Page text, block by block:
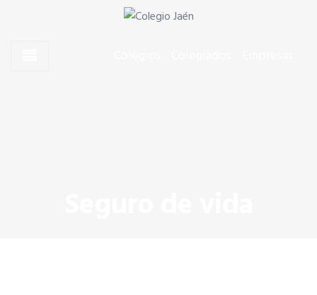
Colegio Jaén
Agentes Comerciales de Jaén